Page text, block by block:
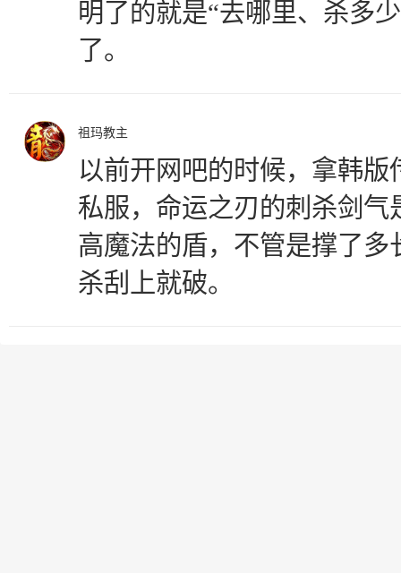
明了的就是“去哪里、杀多
了。
祖玛教主
以前开网吧的时候，拿韩
私服，命运之刃的刺杀剑
高魔法的盾，不管是撑了
杀刮上就破。